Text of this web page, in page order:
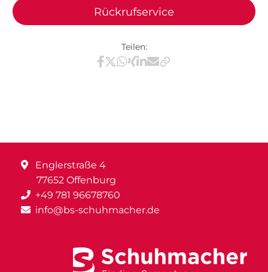
Rückrufservice
Teilen:
Teilen via Facebook
Teilen via X / Twitter
Teilen via WhatsApp
Teilen via Xing
Teilen via LinkedIn
Teilen via E-Mail
Englerstraße 4
77652 Offenburg
+49 781 96678760
info@bs-schuhmacher.de